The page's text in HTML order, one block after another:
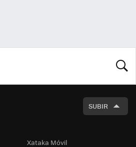
SUBIR
Xataka Móvil